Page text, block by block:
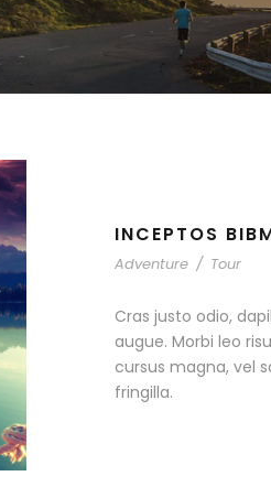
INCEPTOS
Adventure / Tour
Cras justo odio,
augue. Morbi leo
cursus magna, vel
fringilla.